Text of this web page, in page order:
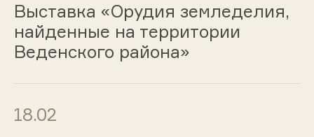
Выставка «Орудия земледелия,
найденные на территории
Веденского района»
18.02